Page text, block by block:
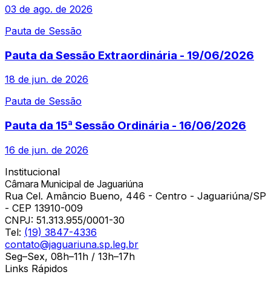
03 de ago. de 2026
Pauta de Sessão
Pauta da Sessão Extraordinária - 19/06/2026
18 de jun. de 2026
Pauta de Sessão
Pauta da 15ª Sessão Ordinária - 16/06/2026
16 de jun. de 2026
Institucional
Câmara Municipal de Jaguariúna
Rua Cel. Amâncio Bueno, 446 - Centro - Jaguariúna/SP
- CEP 13910-009
CNPJ: 51.313.955/0001-30
Tel: (19) 3847-4336
contato@jaguariuna.sp.leg.br
Seg–Sex, 08h–11h / 13h–17h
Links Rápidos